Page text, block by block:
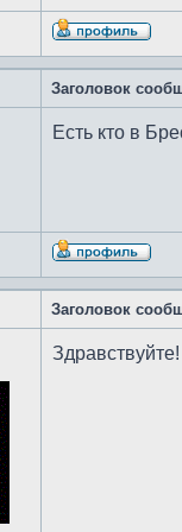
Заголовок
Есть кто в
Заголовок